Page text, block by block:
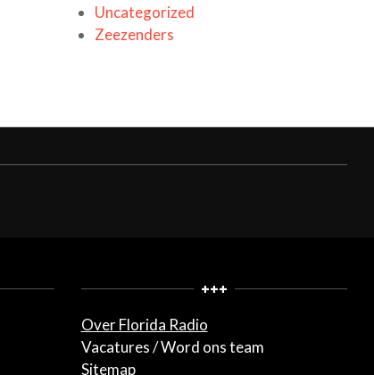
Uncategorized
Zeezenders
+++
Over Florida Radio
Vacatures / Word ons team
Sitemap